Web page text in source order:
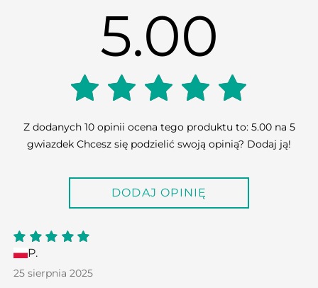
5.00
5.00
out of
5
Z dodanych 10 opinii ocena tego produktu to: 5.00 na 5
gwiazdek Chcesz się podzielić swoją opinią? Dodaj ją!
DODAJ OPINIĘ
5out
of 5
P.
25 sierpnia 2025